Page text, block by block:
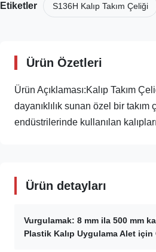
Etiketler S136H Kalıp Takım Çeliği
Ürün Özetleri
Ürün Açıklaması:Kalıp Takım
dayanıklılık sunan özel bir
endüstrilerinde kullanılan
Ürün detayları
Vurgulamak: 8 mm ila 500 mm
Plastik Kalıp Uygulama Alet için